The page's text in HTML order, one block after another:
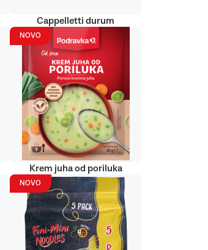
Cappelletti durum
NOVO
Krem juha od poriluka
NOVO